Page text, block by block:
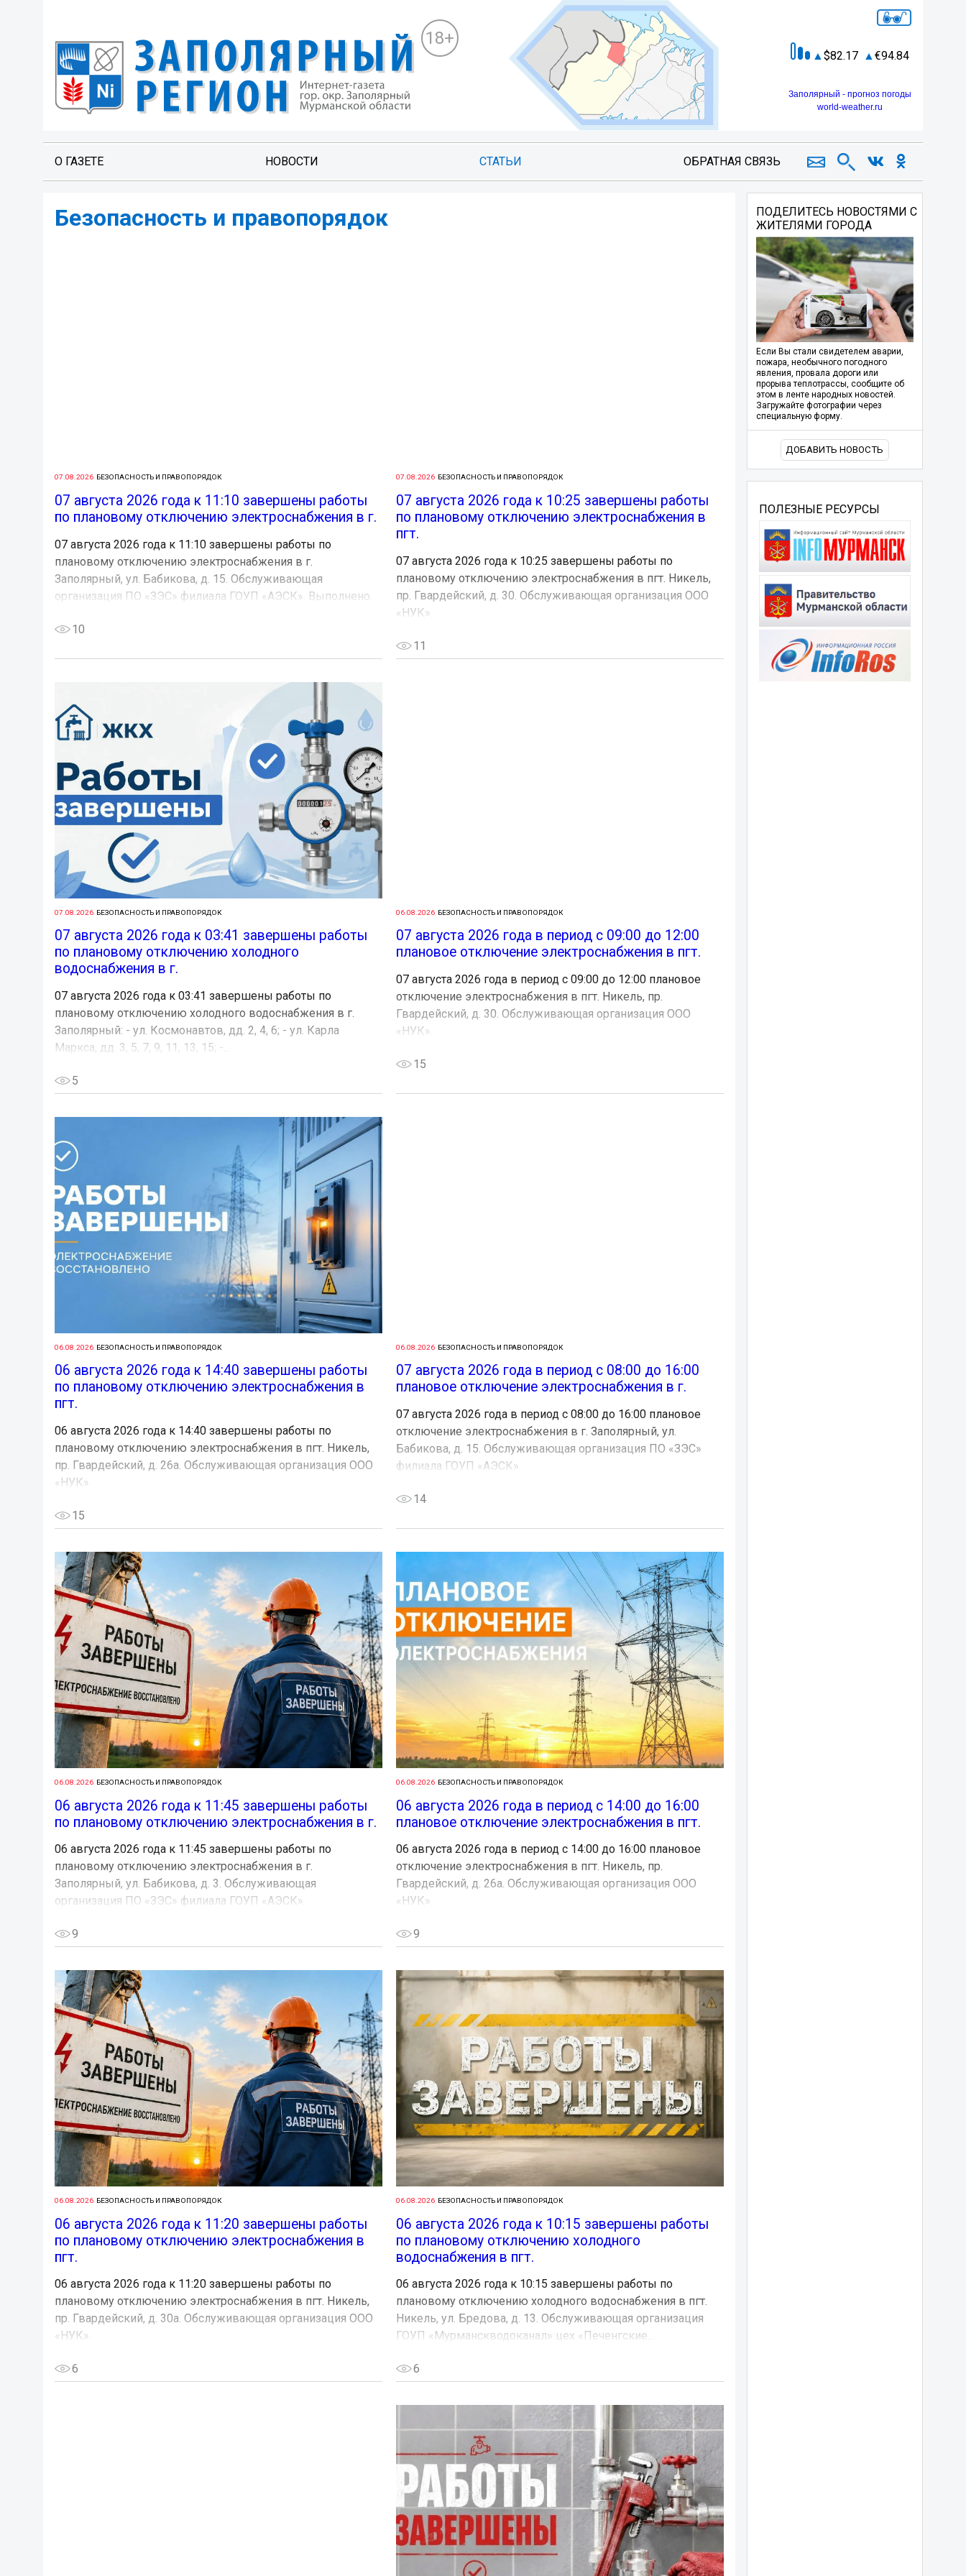
18+
82.17 94.84
Заполярный - прогноз погоды
world-weather.ru
О ГАЗЕТЕ НОВОСТИ СТАТЬИ ОБРАТНАЯ СВЯЗЬ
Безопасность и правопорядок
07.08.2026 БЕЗОПАСНОСТЬ И ПРАВОПОРЯДОК
07 августа 2026 года к 11:10 завершены работы
по плановому отключению электроснабжения в г.
07 августа 2026 года к 11:10 завершены работы по
плановому отключению электроснабжения в г.
Заполярный, ул. Бабикова, д. 15. Обслуживающая
организация ПО «ЗЭС» филиала ГОУП «АЭСК». Выполнено.
10
07.08.2026 БЕЗОПАСНОСТЬ И ПРАВОПОРЯДОК
07 августа 2026 года к 10:25 завершены работы
по плановому отключению электроснабжения в
пгт.
07 августа 2026 года к 10:25 завершены работы по
плановому отключению электроснабжения в пгт. Никель,
пр. Гвардейский, д. 30. Обслуживающая организация ООО
«НУК».
11
07.08.2026 БЕЗОПАСНОСТЬ И ПРАВОПОРЯДОК
07 августа 2026 года к 03:41 завершены работы
по плановому отключению холодного
водоснабжения в г.
07 августа 2026 года к 03:41 завершены работы по
плановому отключению холодного водоснабжения в г.
Заполярный: - ул. Космонавтов, дд. 2, 4, 6; - ул. Карла
Маркса, дд. 3, 5, 7, 9, 11, 13, 15; -...
5
06.08.2026 БЕЗОПАСНОСТЬ И ПРАВОПОРЯДОК
07 августа 2026 года в период с 09:00 до 12:00
плановое отключение электроснабжения в пгт.
07 августа 2026 года в период с 09:00 до 12:00 плановое
отключение электроснабжения в пгт. Никель, пр.
Гвардейский, д. 30. Обслуживающая организация ООО
«НУК».
15
06.08.2026 БЕЗОПАСНОСТЬ И ПРАВОПОРЯДОК
06 августа 2026 года к 14:40 завершены работы
по плановому отключению электроснабжения в
пгт.
06 августа 2026 года к 14:40 завершены работы по
плановому отключению электроснабжения в пгт. Никель,
пр. Гвардейский, д. 26а. Обслуживающая организация ООО
«НУК».
15
06.08.2026 БЕЗОПАСНОСТЬ И ПРАВОПОРЯДОК
07 августа 2026 года в период с 08:00 до 16:00
плановое отключение электроснабжения в г.
07 августа 2026 года в период с 08:00 до 16:00 плановое
отключение электроснабжения в г. Заполярный, ул.
Бабикова, д. 15. Обслуживающая организация ПО «ЗЭС»
филиала ГОУП «АЭСК».
14
06.08.2026 БЕЗОПАСНОСТЬ И ПРАВОПОРЯДОК
06 августа 2026 года к 11:45 завершены работы
по плановому отключению электроснабжения в г.
06 августа 2026 года к 11:45 завершены работы по
плановому отключению электроснабжения в г.
Заполярный, ул. Бабикова, д. 3. Обслуживающая
организация ПО «ЗЭС» филиала ГОУП «АЭСК».
9
06.08.2026 БЕЗОПАСНОСТЬ И ПРАВОПОРЯДОК
06 августа 2026 года в период с 14:00 до 16:00
плановое отключение электроснабжения в пгт.
06 августа 2026 года в период с 14:00 до 16:00 плановое
отключение электроснабжения в пгт. Никель, пр.
Гвардейский, д. 26а. Обслуживающая организация ООО
«НУК».
9
06.08.2026 БЕЗОПАСНОСТЬ И ПРАВОПОРЯДОК
06 августа 2026 года к 11:20 завершены работы
по плановому отключению электроснабжения в
пгт.
06 августа 2026 года к 11:20 завершены работы по
плановому отключению электроснабжения в пгт. Никель,
пр. Гвардейский, д. 30а. Обслуживающая организация ООО
«НУК».
6
06.08.2026 БЕЗОПАСНОСТЬ И ПРАВОПОРЯДОК
06 августа 2026 года к 10:15 завершены работы
по плановому отключению холодного
водоснабжения в пгт.
06 августа 2026 года к 10:15 завершены работы по
плановому отключению холодного водоснабжения в пгт.
Никель, ул. Бредова, д. 13. Обслуживающая организация
ГОУП «Мурманскводоканал» цех «Печенгские...
6
ПОДЕЛИТЕСЬ НОВОСТЯМИ С
ЖИТЕЛЯМИ ГОРОДА
Если Вы стали свидетелем аварии,
пожара, необычного погодного
явления, провала дороги или
прорыва теплотрассы, сообщите об
этом в ленте народных новостей.
Загружайте фотографии через
специальную форму.
ДОБАВИТЬ НОВОСТЬ
ПОЛЕЗНЫЕ РЕСУРСЫ